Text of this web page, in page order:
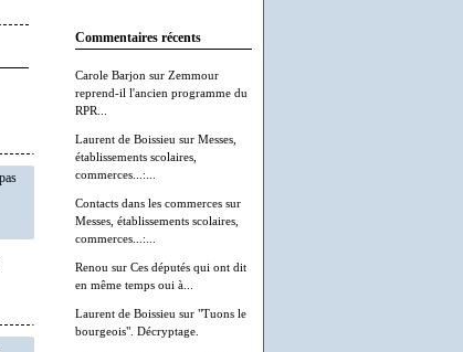
Commentaires récents
Carole Barjon sur Zemmour
reprend-il l'ancien programme du
RPR...
Laurent de Boissieu sur Messes,
établissements scolaires,
commerces...:...
Contacts dans les commerces sur
Messes, établissements scolaires,
commerces...:...
Renou sur Ces députés qui ont dit
en même temps oui à...
Laurent de Boissieu sur "Tuons le
bourgeois". Décryptage.